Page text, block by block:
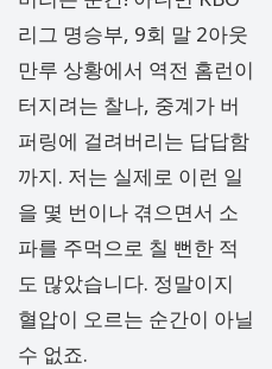
리그 명승부, 9회 말 2아웃
만루 상황에서 역전 홈런이
터지려는 찰나, 중계가 버
퍼링에 걸려버리는 답답함
까지. 저는 실제로 이런 일
을 몇 번이나 겪으면서 소
파를 주먹으로 칠 뻔한 적
도 많았습니다. 정말이지
혈압이 오르는 순간이 아닐
수 없죠.